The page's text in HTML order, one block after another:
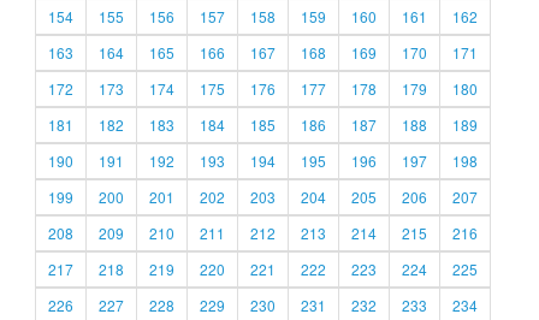
154
155 156 157 158 159 160 161
162
163
164 165 166 167 168 169 170
171
172
173 174 175 176 177 178 179
180
181
182 183 184 185 186 187 188
189
190
191 192 193 194 195 196 197
198
199
200 201 202 203 204 205 206
207
208
209 210 211 212 213 214 215
216
217
218 219 220 221 222 223 224
225
226
227 228 229 230 231 232 233 234